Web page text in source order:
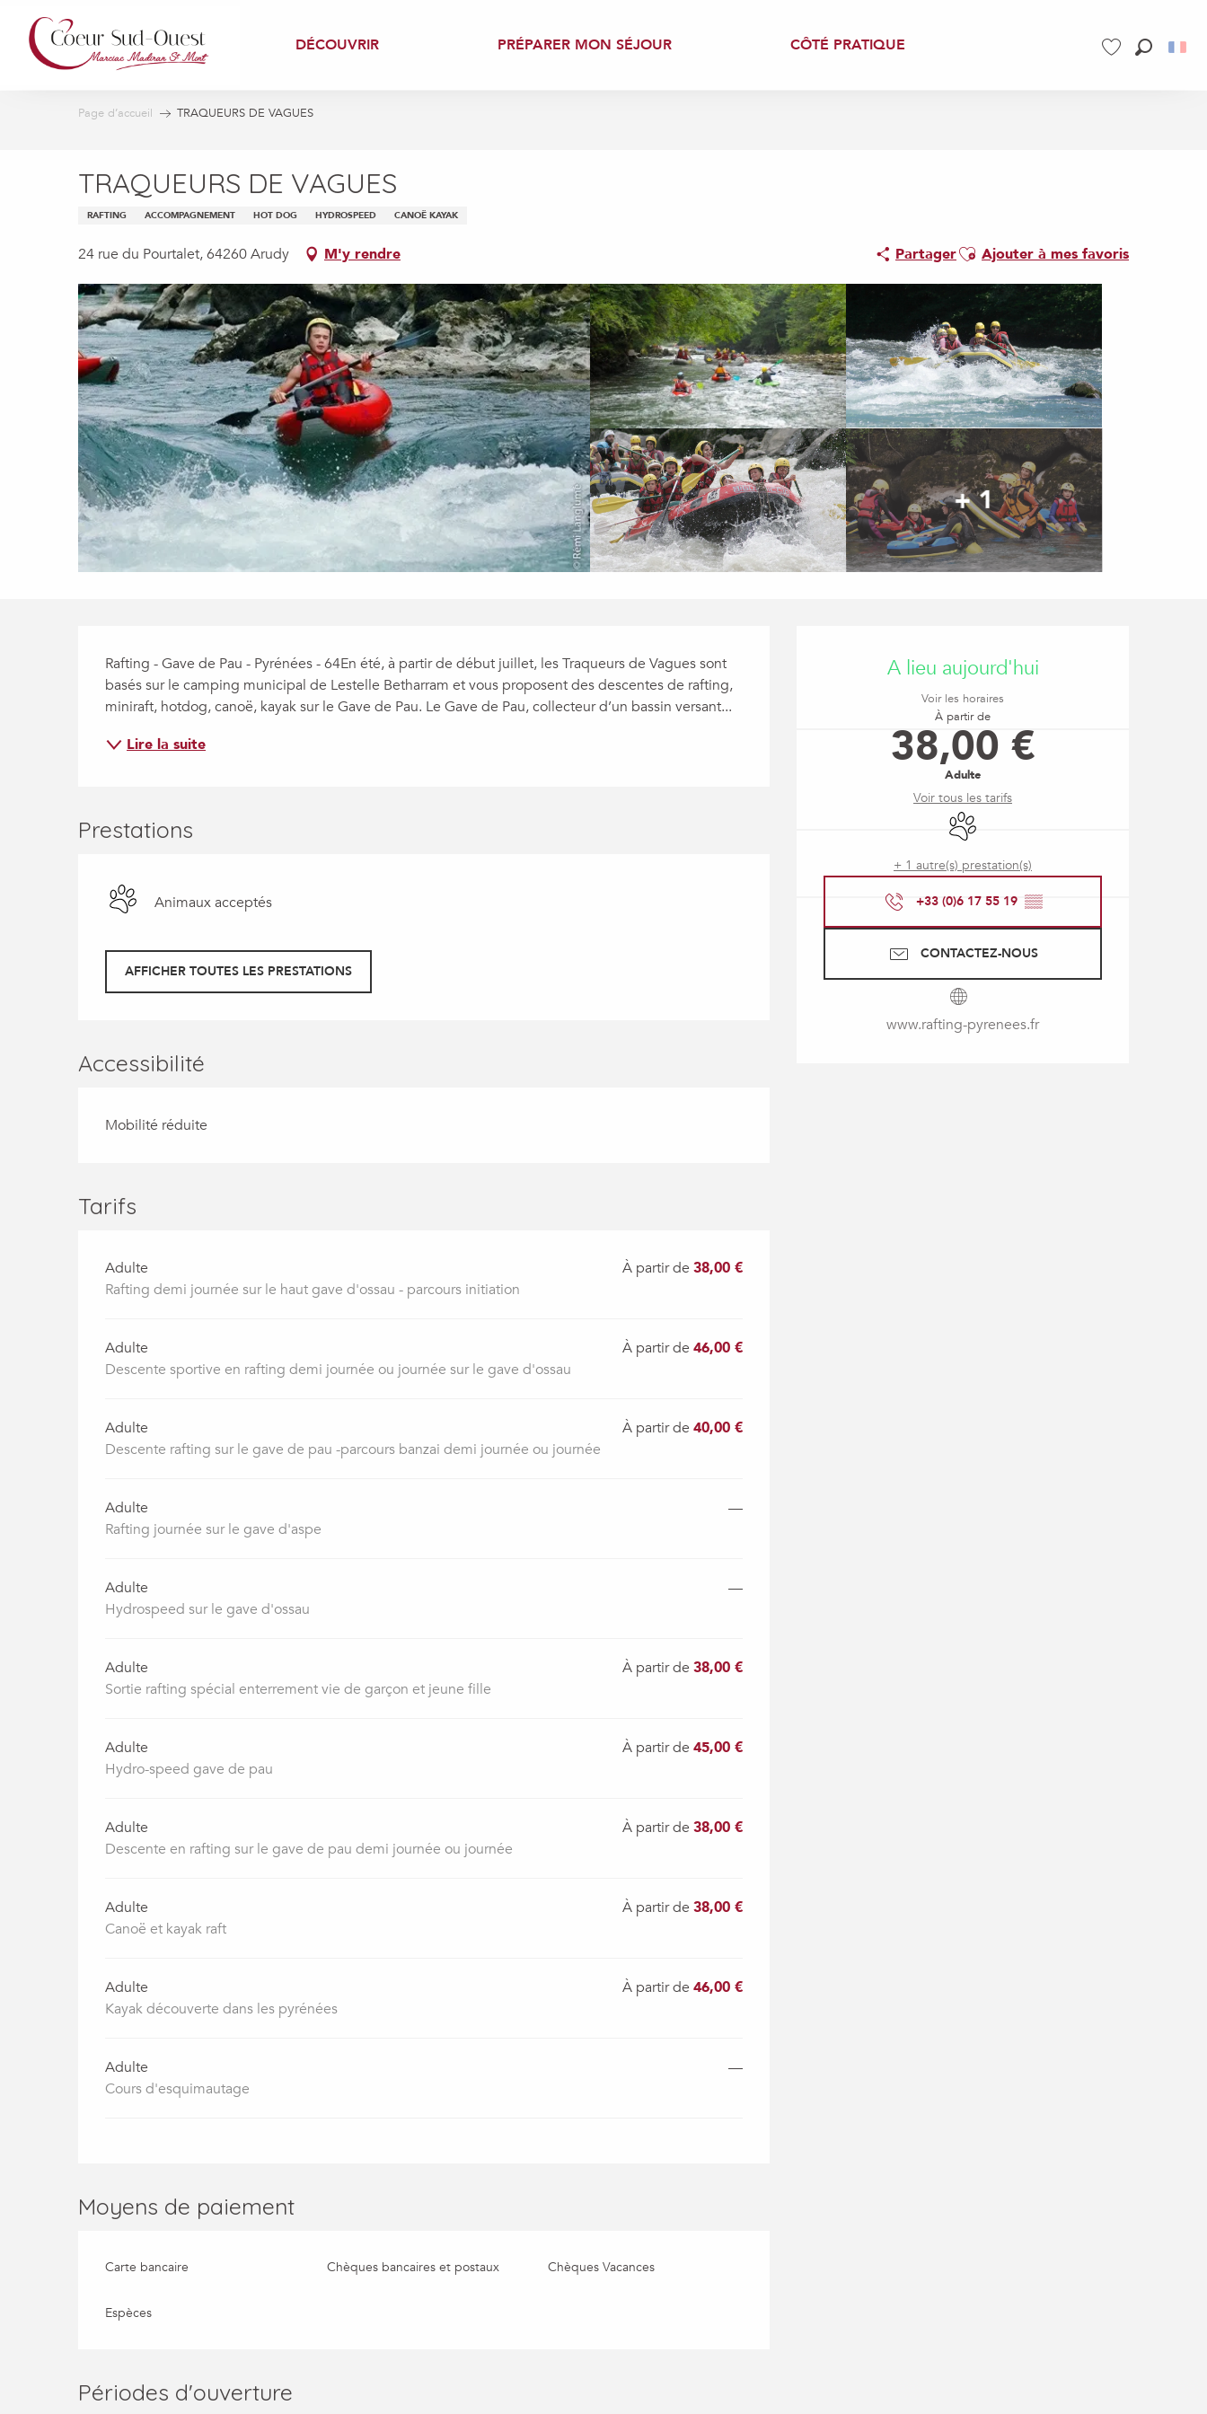
contenu
principal
DÉCOUVRIR PRÉPARER MON SÉJOUR CÔTÉ PRATIQUE
Page d’accueil TRAQUEURS DE VAGUES
TRAQUEURS DE VAGUES
RAFTING ACCOMPAGNEMENT HOT DOG HYDROSPEED CANOË KAYAK
24 rue du Pourtalet, 64260 Arudy M'y rendre PartagerAjouter aux favoris
Ajouter à mes favoris
+ 1
Ouverture et
A lieu aujourd'hui
Voir les horaires
À partir de
38,00 €
Adulte
Voir tous les tarifs
Animaux acceptés
+ 1 autre(s) prestation(s)
+33 (0)6 17 55 19 ▒▒
CONTACTEZ-NOUS
www.rafting-pyrenees.fr
Description
Rafting - Gave de Pau - Pyrénées - 64En été, à partir de début juillet, les Traqueurs de Vagues sont
basés sur le camping municipal de Lestelle Betharram et vous proposent des descentes de rafting,
miniraft, hotdog, canoë, kayak sur le Gave de Pau. Le Gave de Pau, collecteur d’un bassin versant...
Lire la suite
Prestations
Animaux acceptés
AFFICHER TOUTES LES PRESTATIONS
Accessibilité
Mobilité réduite
Tarifs
Adulte
Rafting demi journée sur le haut gave d'ossau - parcours initiation
À partir de38,00 €
Adulte
Descente sportive en rafting demi journée ou journée sur le gave d'ossau
À partir de46,00 €
Adulte
Descente rafting sur le gave de pau -parcours banzai demi journée ou journée
À partir de40,00 €
Adulte
Rafting journée sur le gave d'aspe
—
Adulte
Hydrospeed sur le gave d'ossau
—
Adulte
Sortie rafting spécial enterrement vie de garçon et jeune fille
À partir de38,00 €
Adulte
Hydro-speed gave de pau
À partir de45,00 €
Adulte
Descente en rafting sur le gave de pau demi journée ou journée
À partir de38,00 €
Adulte
Canoë et kayak raft
À partir de38,00 €
Adulte
Kayak découverte dans les pyrénées
À partir de46,00 €
Adulte
Cours d'esquimautage
—
Moyens de paiement
Carte bancaire Chèques bancaires et postaux Chèques Vacances
Espèces
Périodes d'ouverture